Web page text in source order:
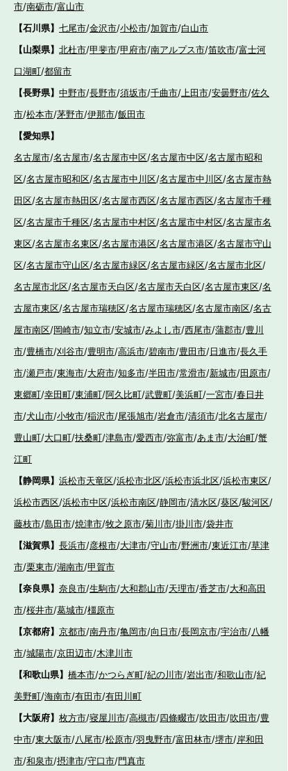
市/南砺市/富山市
【石川県】 七尾市/金沢市/小松市/加賀市/白山市
【山梨県】 北杜市/甲斐市/甲府市/南アルプス市/笛吹市/富士河
口湖町/都留市
【長野県】 中野市/長野市/須坂市/千曲市/上田市/安曇野市/佐久
市/松本市/茅野市/伊那市/飯田市
【愛知県】
名古屋市/名古屋市/名古屋市中区/名古屋市中区/名古屋市昭和
区/名古屋市昭和区/名古屋市中川区/名古屋市中川区/名古屋市熱
田区/名古屋市熱田区/名古屋市西区/名古屋市西区/名古屋市千種
区/名古屋市千種区/名古屋市中村区/名古屋市中村区/名古屋市名
東区/名古屋市名東区/名古屋市港区/名古屋市港区/名古屋市守山
区/名古屋市守山区/名古屋市緑区/名古屋市緑区/名古屋市北区/
名古屋市北区/名古屋市天白区/名古屋市天白区/名古屋市東区/名
古屋市東区/名古屋市瑞穂区/名古屋市瑞穂区/名古屋市南区/名古
屋市南区/岡崎市/知立市/安城市/みよし市/西尾市/蒲郡市/豊川
市/豊橋市/刈谷市/豊明市/高浜市/碧南市/豊田市/日進市/長久手
市/瀬戸市/東海市/大府市/知多市/半田市/常滑市/新城市/田原市/
東郷町/幸田町/東浦町/阿久比町/武豊町/美浜町/一宮市/春日井
市/犬山市/小牧市/稲沢市/尾張旭市/岩倉市/清須市/北名古屋市/
豊山町/大口町/扶桑町/津島市/愛西市/弥富市/あま市/大治町/蟹
江町
【静岡県】 浜松市天竜区/浜松市北区/浜松市浜北区/浜松市東区/
浜松市西区/浜松市中区/浜松市南区/静岡市/清水区/葵区/駿河区/
藤枝市/島田市/焼津市/牧之原市/菊川市/掛川市/袋井市
【滋賀県】 長浜市/彦根市/大津市/守山市/野洲市/東近江市/草津
市/栗東市/湖南市/甲賀市
【奈良県】 奈良市/生駒市/大和郡山市/天理市/香芝市/大和高田
市/桜井市/葛城市/橿原市
【京都府】 京都市/南丹市/亀岡市/向日市/長岡京市/宇治市/八幡
市/城陽市/京田辺市/木津川市
【和歌山県】 橋本市/かつらぎ町/紀の川市/岩出市/和歌山市/紀
美野町/海南市/有田市/有田川町
【大阪府】 枚方市/寝屋川市/高槻市/四條畷市/吹田市/吹田市/豊
中市/東大阪市/八尾市/松原市/羽曳野市/富田林市/堺市/岸和田
市/和泉市/摂津市/守口市/門真市